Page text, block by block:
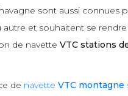
sont aussi connues
et souhaitent se
de navette VTC stations
de navette VTC montagne